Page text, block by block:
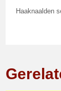
Haaknaalden